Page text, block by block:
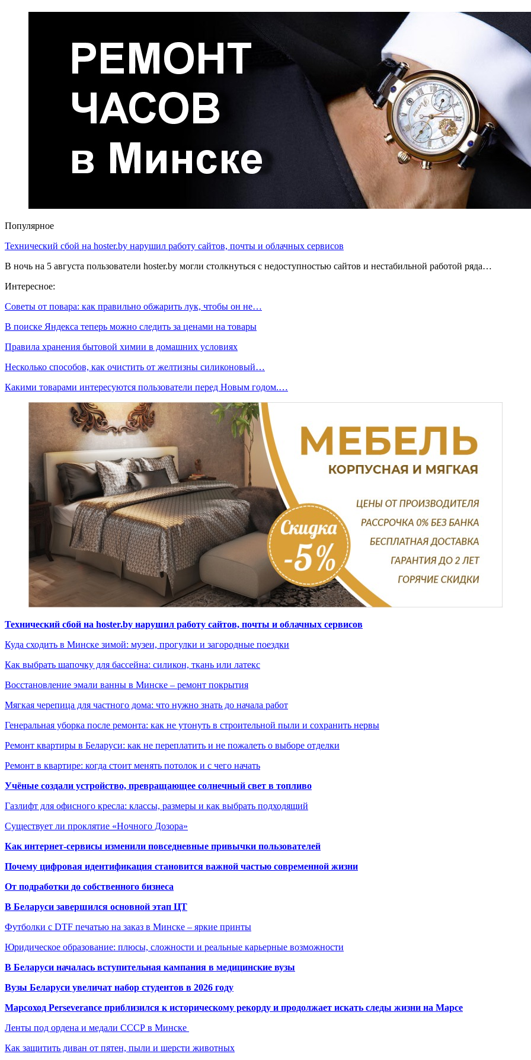
Популярное
Технический сбой на hoster.by нарушил работу сайтов, почты и облачных сервисов
В ночь на 5 августа пользователи hoster.by могли столкнуться с недоступностью сайтов и нестабильной работой ряда…
Интересное:
Советы от повара: как правильно обжарить лук, чтобы он не…
В поиске Яндекса теперь можно следить за ценами на товары
Правила хранения бытовой химии в домашних условиях
Несколько способов, как очистить от желтизны силиконовый…
Какими товарами интересуются пользователи перед Новым годом.…
Технический сбой на hoster.by нарушил работу сайтов, почты и облачных сервисов
Куда сходить в Минске зимой: музеи, прогулки и загородные поездки
Как выбрать шапочку для бассейна: силикон, ткань или латекс
Восстановление эмали ванны в Минске – ремонт покрытия
Мягкая черепица для частного дома: что нужно знать до начала работ
Генеральная уборка после ремонта: как не утонуть в строительной пыли и сохранить нервы
Ремонт квартиры в Беларуси: как не переплатить и не пожалеть о выборе отделки
Ремонт в квартире: когда стоит менять потолок и с чего начать
Учёные создали устройство, превращающее солнечный свет в топливо
Газлифт для офисного кресла: классы, размеры и как выбрать подходящий
Существует ли проклятие «Ночного Дозора»
Как интернет-сервисы изменили повседневные привычки пользователей
Почему цифровая идентификация становится важной частью современной жизни
От подработки до собственного бизнеса
В Беларуси завершился основной этап ЦТ
Футболки с DTF печатью на заказ в Минске – яркие принты
Юридическое образование: плюсы, сложности и реальные карьерные возможности
В Беларуси началась вступительная кампания в медицинские вузы
Вузы Беларуси увеличат набор студентов в 2026 году
Марсоход Perseverance приблизился к историческому рекорду и продолжает искать следы жизни на Марсе
Ленты под ордена и медали СССР в Минске
Как защитить диван от пятен, пыли и шерсти животных